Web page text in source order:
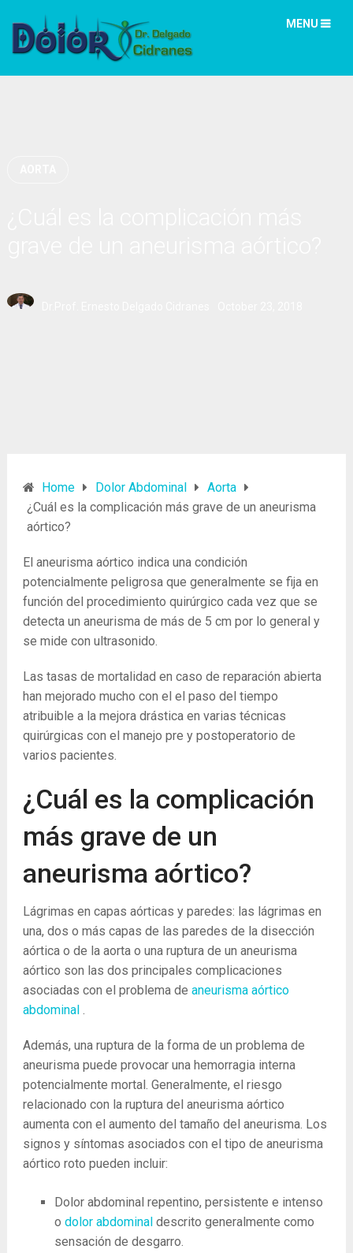
MENU
Home Dolor Abdominal
Aorta
¿Cuál es la complicación más grave de un aneurisma
aórtico?
El aneurisma aórtico indica una condición
potencialmente peligrosa que generalmente se fija en
función del procedimiento quirúrgico cada vez que se
detecta un aneurisma de más de 5 cm por lo general y
se mide con ultrasonido.
Las tasas de mortalidad en caso de reparación abierta
han mejorado mucho con el el paso del tiempo
atribuible a la mejora drástica en varias técnicas
quirúrgicas con el manejo pre y postoperatorio de
varios pacientes.
¿Cuál es la complicación
más grave de un
aneurisma aórtico?
Lágrimas en capas aórticas y paredes: las lágrimas en
una, dos o más capas de las paredes de la disección
aórtica o de la aorta o una ruptura de un aneurisma
aórtico son las dos principales complicaciones
asociadas con el problema de aneurisma aórtico
abdominal .
Además, una ruptura de la forma de un problema de
aneurisma puede provocar una hemorragia interna
potencialmente mortal. Generalmente, el riesgo
relacionado con la ruptura del aneurisma aórtico
aumenta con el aumento del tamaño del aneurisma. Los
signos y síntomas asociados con el tipo de aneurisma
aórtico roto pueden incluir:
Dolor abdominal repentino, persistente e intenso
o dolor abdominal descrito generalmente como
sensación de desgarro.